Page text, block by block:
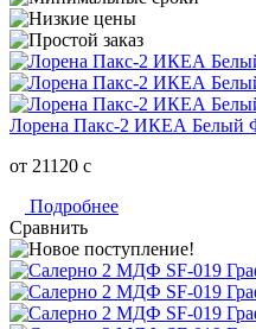
Лорена Пакс-2 ИКЕА Белый
от 21120 c
Подробнее
Сравнить